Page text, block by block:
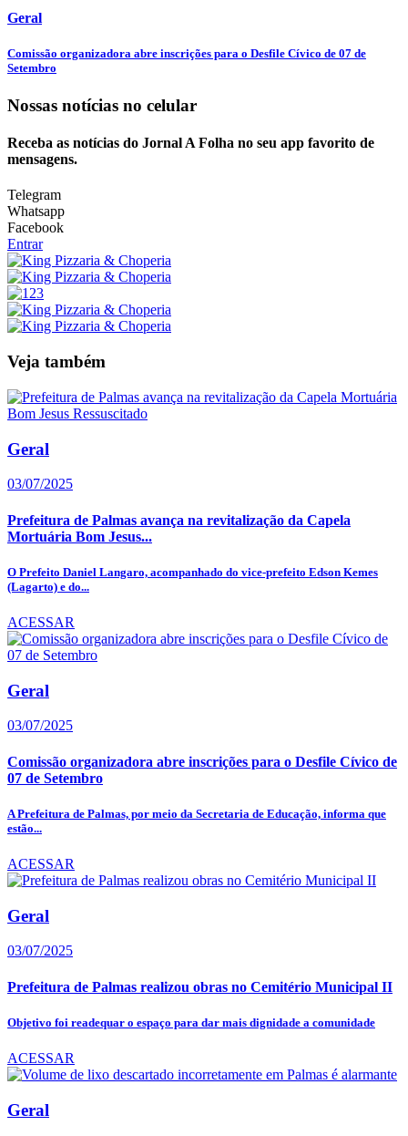
Geral
Comissão organizadora abre inscrições para o Desfile Cívico de 07 de
Setembro
Nossas notícias no celular
Receba as notícias do Jornal A Folha no seu app favorito de
mensagens.
Telegram
Whatsapp
Facebook
Entrar
Veja também
Geral
03/07/2025
Prefeitura de Palmas avança na revitalização da Capela
Mortuária Bom Jesus...
O Prefeito Daniel Langaro, acompanhado do vice-prefeito Edson Kemes
(Lagarto) e do...
ACESSAR
Geral
03/07/2025
Comissão organizadora abre inscrições para o Desfile Cívico de
07 de Setembro
A Prefeitura de Palmas, por meio da Secretaria de Educação, informa que
estão...
ACESSAR
Geral
03/07/2025
Prefeitura de Palmas realizou obras no Cemitério Municipal II
Objetivo foi readequar o espaço para dar mais dignidade a comunidade
ACESSAR
Geral